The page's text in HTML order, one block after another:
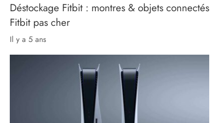
Déstockage Fitbit : montres & objets connectés
Fitbit pas cher
il y a 5 ans